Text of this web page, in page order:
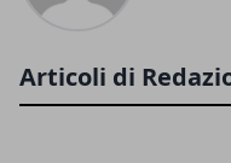
Articoli di